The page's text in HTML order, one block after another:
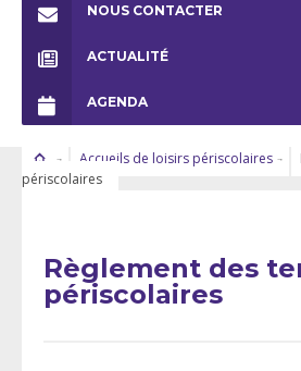
NOUS CONTACTER
ACTUALITÉ
AGENDA
Accueils de loisirs périscolaires
périscolaires
Règlement des
périscolaires